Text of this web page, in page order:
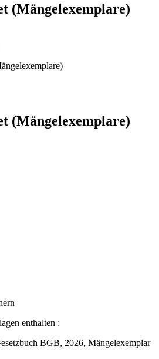
(Mängelexemplare)
(Mängelexemplare)
enthalten :
BGB, 2026, Mängelexemplar